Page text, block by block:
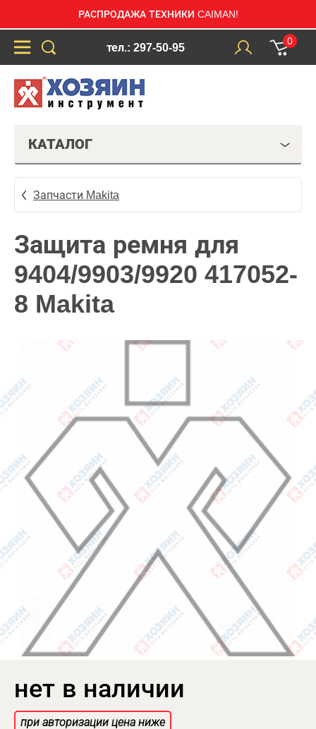
РАСПРОДАЖА ТЕХНИКИ CAIMAN!
тел.: 297-50-95
0
КАТАЛОГ
Запчасти Makita
Защита ремня для
9404/9903/9920 417052-
8 Makita
нет в наличии
при авторизации цена ниже